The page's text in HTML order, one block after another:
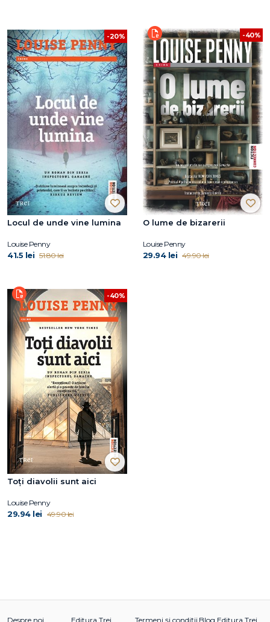
-20%
Locul de unde vine lumina
Louise Penny
41.5 lei 51.80 lei
-40%
O lume de bizarerii
Louise Penny
29.94 lei 49.90 lei
-40%
Toți diavolii sunt aici
Louise Penny
29.94 lei 49.90 lei
Despre noi Editura Trei Termeni și condiții Blog Editura Trei